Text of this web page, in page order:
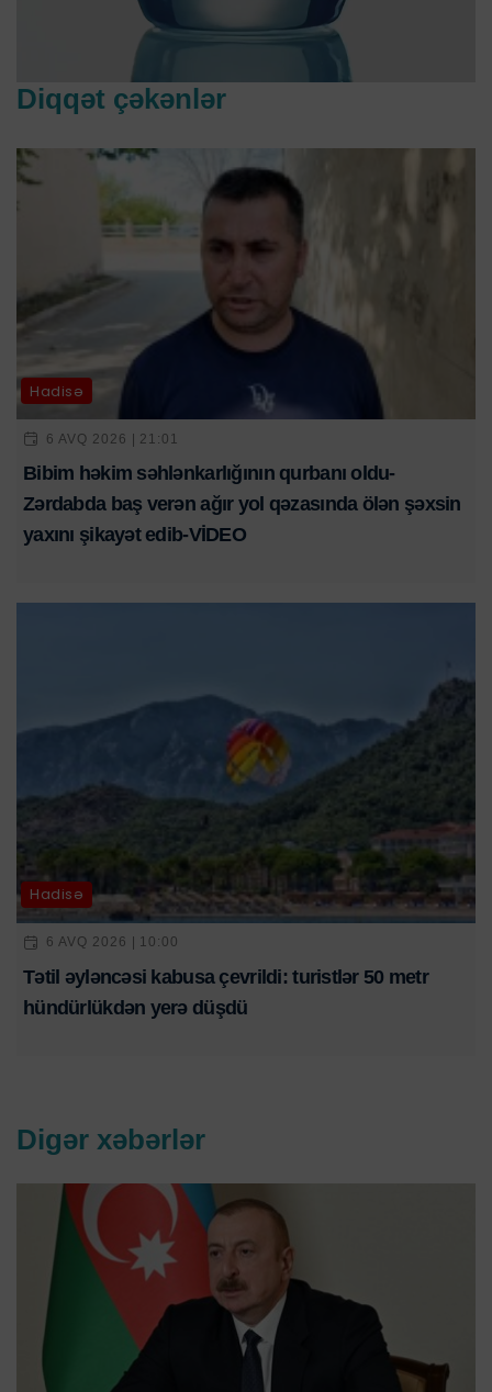
Diqqət çəkənlər
Hadisə
6 AVQ 2026 | 21:01
Bibim həkim səhlənkarlığının qurbanı oldu-
Zərdabda baş verən ağır yol qəzasında ölən şəxsin
yaxını şikayət edib-VİDEO
Hadisə
6 AVQ 2026 | 10:00
Tətil əyləncəsi kabusa çevrildi: turistlər 50 metr
hündürlükdən yerə düşdü
Digər xəbərlər